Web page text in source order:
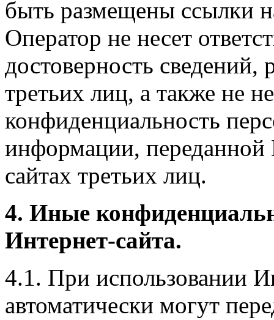
быть размещены ссылки
Оператор не несет
достоверность
третьих лиц, а также не
конфиденциальность
информации, переданной
сайтах третьих лиц.
4. Иные
Интернет-сайта.
4.1. При использовании
автоматически могут